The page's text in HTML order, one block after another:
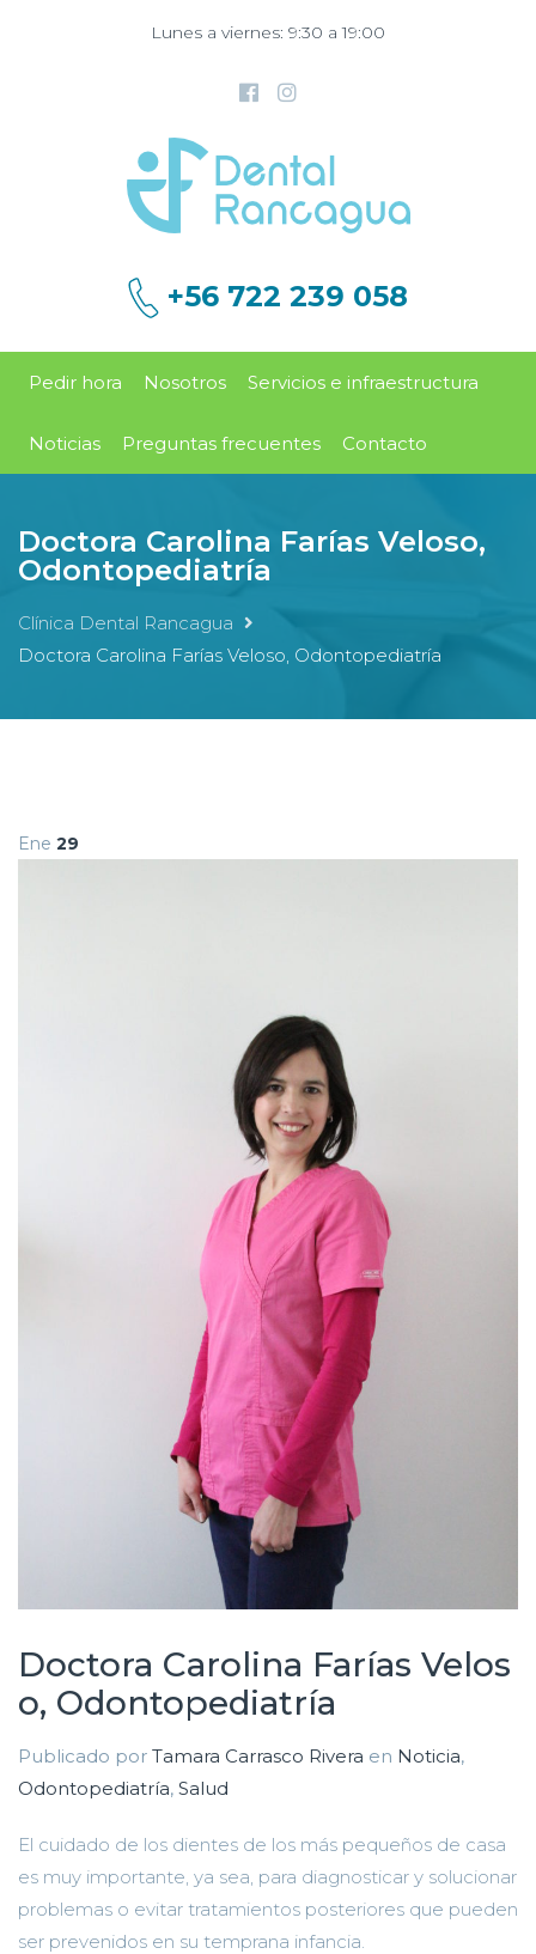
Lunes a viernes: 9:30 a 19:00
+56 722 239 058
Pedir hora Nosotros Servicios e infraestructura
Noticias Preguntas frecuentes Contacto
Doctora Carolina Farías Veloso,
Odontopediatría
Clínica Dental Rancagua
Doctora Carolina Farías Veloso, Odontopediatría
Ene 29
Doctora Carolina Farías Velos
o, Odontopediatría
Publicado por Tamara Carrasco Rivera en Noticia,
Odontopediatría, Salud
El cuidado de los dientes de los más pequeños de casa
es muy importante, ya sea, para diagnosticar y solucionar
problemas o evitar tratamientos posteriores que pueden
ser prevenidos en su temprana infancia.